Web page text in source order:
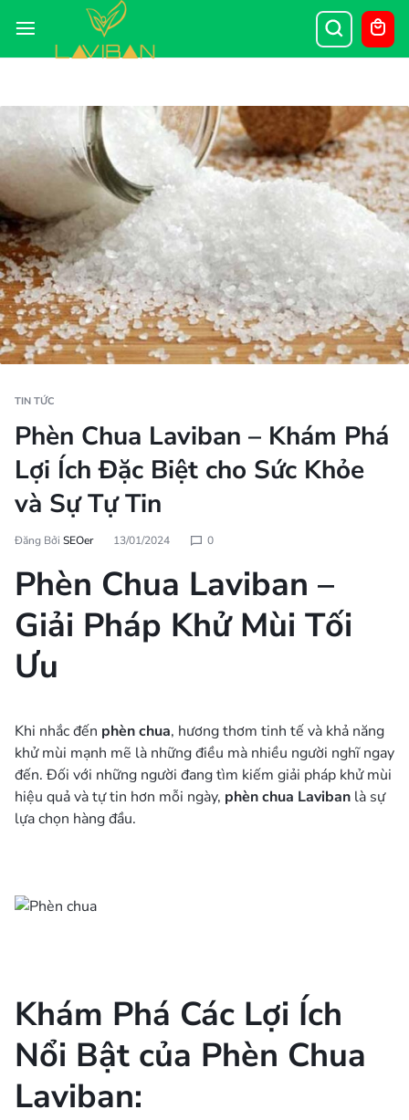
TIN TỨC
Phèn Chua Laviban – Khám Phá
Lợi Ích Đặc Biệt cho Sức Khỏe
và Sự Tự Tin
Đăng Bởi SEOer 13/01/2024 0
Phèn Chua Laviban –
Giải Pháp Khử Mùi Tối
Ưu
Khi nhắc đến phèn chua, hương thơm tinh tế và khả năng
khử mùi mạnh mẽ là những điều mà nhiều người nghĩ ngay
đến. Đối với những người đang tìm kiếm giải pháp khử mùi
hiệu quả và tự tin hơn mỗi ngày, phèn chua Laviban là sự
lựa chọn hàng đầu.
Khám Phá Các Lợi Ích
Nổi Bật của Phèn Chua
Laviban: